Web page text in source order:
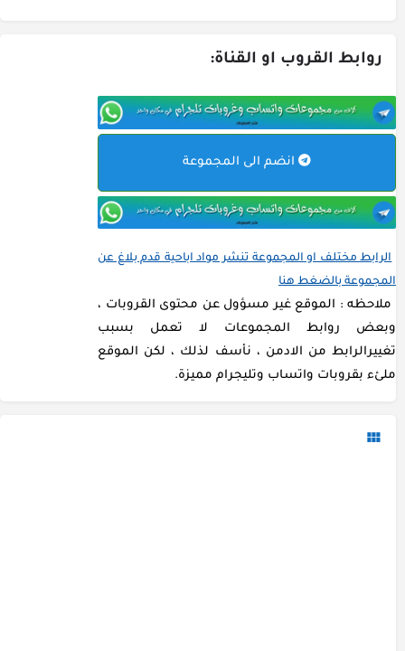
روابط القروب او القناة:
انضم الى المجموعة
الرابط مختلف او المجموعة تنشر مواد اباحية قدم بلاغ عن
المجموعة بالضغط هنا
ملاحظه : الموقع غير مسؤول عن محتوى القروبات ،
وبعض روابط المجموعات لا تعمل بسبب
تغييرالرابط من الادمن ، نأسف لذلك ، لكن الموقع
ملئء بقروبات واتساب وتليجرام مميزة.